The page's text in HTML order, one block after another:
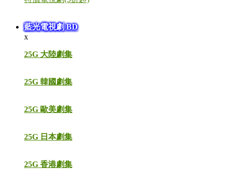
藍光電視劇 BD
x
25G 大陸劇集
25G 韓國劇集
25G 歐美劇集
25G 日本劇集
25G 香港劇集